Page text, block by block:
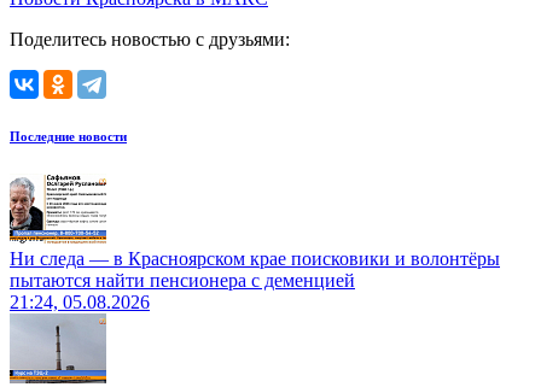
Поделитесь новостью с друзьями:
Последние новости
Ни следа — в Красноярском крае поисковики и волонтёры
пытаются найти пенсионера с деменцией
21:24, 05.08.2026